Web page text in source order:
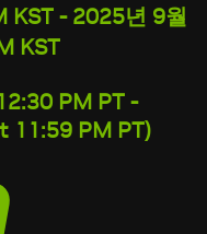
KST - 2025년 9월
KST
PM PT -
11:59 PM PT)